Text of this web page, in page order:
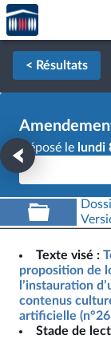
Aller au contenu
Aller en bas de la
Accèder
à la
page
d'accueil
< Résultats
Déposé le lundi
Texte visé :
proposition de
l’instauration
contenus
artificielle
Stade de